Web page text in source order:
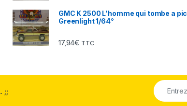
GMC K 2500 L'homme qui tombe a pic
Greenlight 1/64°
17,94€ TTC
.. ;;